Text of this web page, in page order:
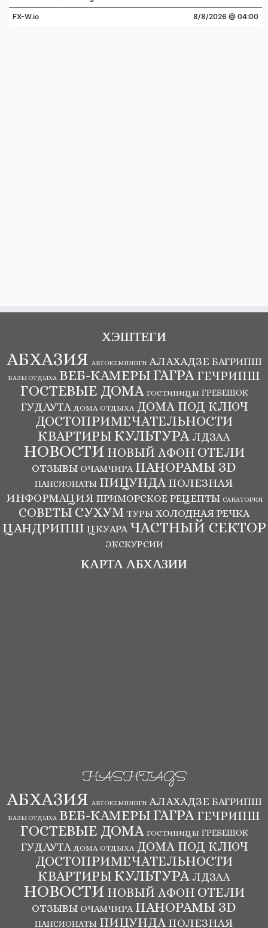
ХЭШТЕГИ
АБХАЗИЯ АВТОКЕМПИНГИ АЛАХАДЗЕ БАГРИПШ
БАЗЫ ОТДЫХА ВЕБ-КАМЕРЫ ГАГРА ГЕЧРИПШ
ГОСТЕВЫЕ ДОМА ГОСТИНИЦЫ ГРЕБЕШОК
ГУДАУТА ДОМА ОТДЫХА ДОМА ПОД КЛЮЧ
ДОСТОПРИМЕЧАТЕЛЬНОСТИ
КВАРТИРЫ КУЛЬТУРА ЛДЗАА
НОВОСТИ НОВЫЙ АФОН ОТЕЛИ
ОТЗЫВЫ ОЧАМЧИРА ПАНОРАМЫ ЗD
ПАНСИОНАТЫ ПИЦУНДА ПОЛЕЗНАЯ
ИНФОРМАЦИЯ ПРИМОРСКОЕ РЕЦЕПТЫ САНАТОРИИ
СОВЕТЫ СУХУМ ТУРЫ ХОЛОДНАЯ РЕЧКА
ЦАНДРИПШ ЦКУАРА ЧАСТНЫЙ СЕКТОР
ЭКСКУРСИИ
КАРТА АБХАЗИИ
HASHTAGS
АБХАЗИЯ АВТОКЕМПИНГИ АЛАХАДЗЕ БАГРИПШ
БАЗЫ ОТДЫХА ВЕБ-КАМЕРЫ ГАГРА ГЕЧРИПШ
ГОСТЕВЫЕ ДОМА ГОСТИНИЦЫ ГРЕБЕШОК
ГУДАУТА ДОМА ОТДЫХА ДОМА ПОД КЛЮЧ
ДОСТОПРИМЕЧАТЕЛЬНОСТИ
КВАРТИРЫ КУЛЬТУРА ЛДЗАА
НОВОСТИ НОВЫЙ АФОН ОТЕЛИ
ОТЗЫВЫ ОЧАМЧИРА ПАНОРАМЫ ЗD
ПАНСИОНАТЫ ПИЦУНДА ПОЛЕЗНАЯ